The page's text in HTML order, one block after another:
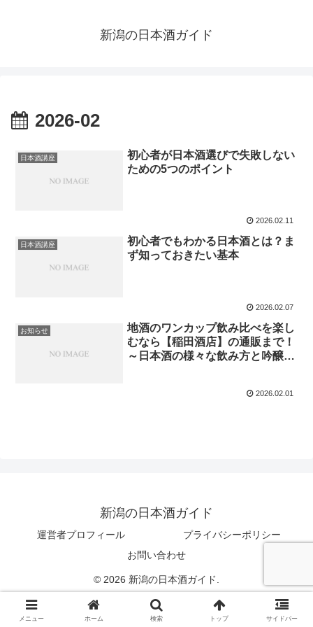
新潟の日本酒ガイド
2026-02
日本酒講座
初心者が日本酒選びで失敗しない
ための5つのポイント
2026.02.11
日本酒講座
初心者でもわかる日本酒とは？ま
ず知っておきたい基本
2026.02.07
お知らせ
地酒のワンカップ飲み比べを楽し
むなら【稲田酒店】の通販まで！
～日本酒の様々な飲み方と吟醸の
2026.02.01
新潟の日本酒ガイド
運営者プロフィール
プライバシーポリシー
お問い合わせ
© 2026 新潟の日本酒ガイド.
メニュー ホーム 検索 トップ サイドバー